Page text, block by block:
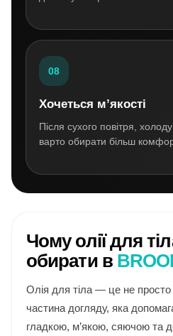
08
Хочеться м’якості
Після сухого повітря,
варто обирати більш
Чому олії для
обирати в
Олія для тіла — це не просто
частина догляду, яка
гладкою, м’якою, сяючою та